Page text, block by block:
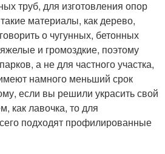
труб, для изготовления опор
материалы, как дерево,
о чугунных, бетонных
и громоздкие, поэтому
а не для частного участка,
намного меньший срок
если вы решили украсить свой
как лавочка, то для
подходят профилированные